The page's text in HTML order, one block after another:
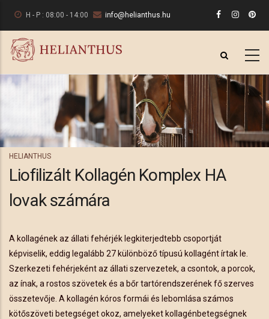
tartalomra
H - P : 08:00 - 14:00 info@helianthus.hu
HELIANTHUS
Liofilizált Kollagén Komplex HA
lovak számára
A kollagének az állati fehérjék legkiterjedtebb csoportját
képviselik, eddig legalább 27 különböző típusú kollagént írtak le.
Szerkezeti fehérjeként az állati szervezetek, a csontok, a porcok,
az ínak, a rostos szövetek és a bőr tartórendszerének fő szerves
összetevője. A kollagén kóros formái és lebomlása számos
kötőszöveti betegséget okoz, amelyeket kollagénbetegségnek